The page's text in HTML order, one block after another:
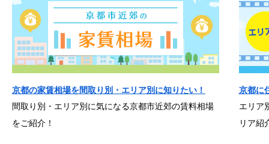
京都の家賃相場を間取り別・エリア別に知りたい！
間取り別・エリア別に気になる京都市近郊の賃料相場
をご紹介！
京都に
エリア
リア紹